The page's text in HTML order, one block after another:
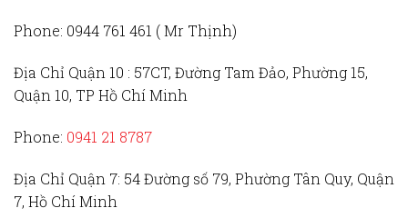
Phone: 0944 761 461 ( Mr Thịnh)
Địa Chỉ Quận 10 : 57CT, Đường Tam Đảo, Phường 15,
Quận 10, TP Hồ Chí Minh
Phone: 0941 21 8787
Địa Chỉ Quận 7: 54 Đường số 79, Phường Tân Quy, Quận
7, Hồ Chí Minh